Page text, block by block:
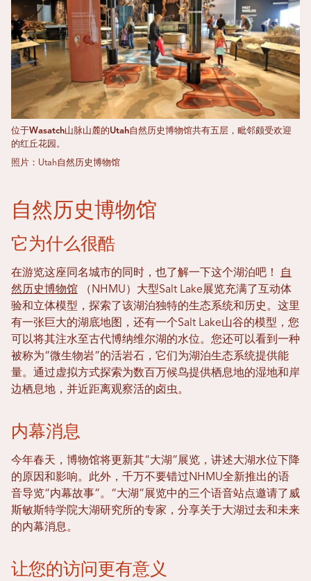
位于Wasatch山脉山麓的Utah自然历史博物馆共有五层，毗邻颇受欢迎
的红丘花园。
照片：Utah自然历史博物馆
自然历史博物馆
它为什么很酷
在游览这座同名城市的同时，也了解一下这个湖泊吧！
自
然历史博物馆 （NHMU）大型Salt Lake展览充满了互动体
验和立体模型，探索了该湖泊独特的生态系统和历史。这里
有一张巨大的湖底地图，还有一个Salt Lake山谷的模型，您
可以将其注水至古代博纳维尔湖的水位。您还可以看到一种
被称为“微生物岩”的活岩石，它们为湖泊生态系统提供能
量。通过虚拟方式探索为数百万候鸟提供栖息地的湿地和岸
边栖息地，并近距离观察活的卤虫。
内幕消息
今年春天，博物馆将更新其“大湖”展览，讲述大湖水位下降
的原因和影响。此外，千万不要错过NHMU全新推出的语
音导览“内幕故事”。“大湖”展览中的三个语音站点邀请了威
斯敏斯特学院大湖研究所的专家，分享关于大湖过去和未来
的内幕消息。
让您的访问更有意义